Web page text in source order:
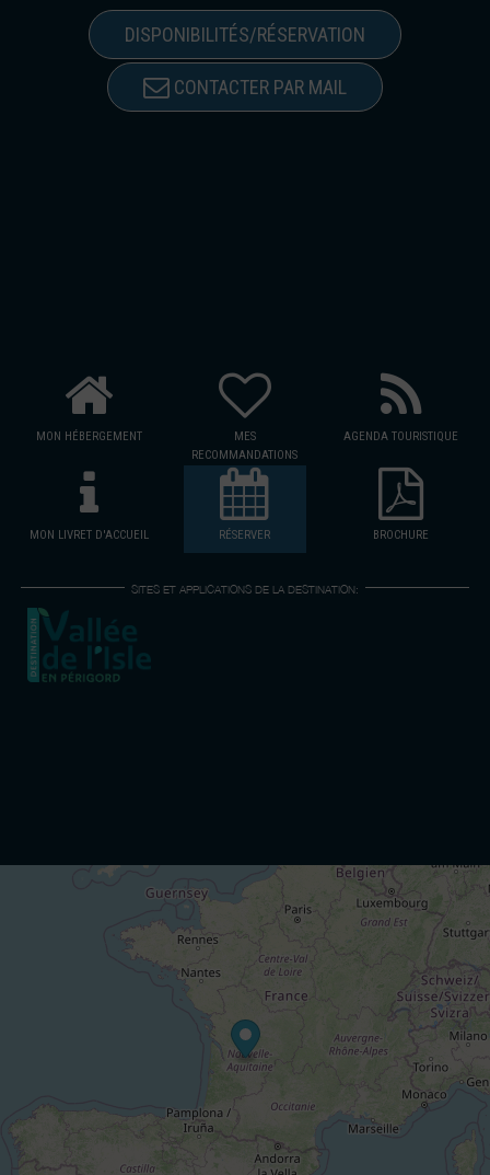
DISPONIBILITÉS/RÉSERVATION
CONTACTER PAR MAIL
MON HÉBERGEMENT
MES
RECOMMANDATIONS
AGENDA TOURISTIQUE
MON LIVRET D'ACCUEIL RÉSERVER BROCHURE
SITES ET APPLICATIONS DE LA DESTINATION: